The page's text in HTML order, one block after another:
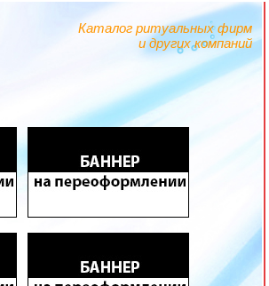
Каталог ритуальных фирм
и других компаний